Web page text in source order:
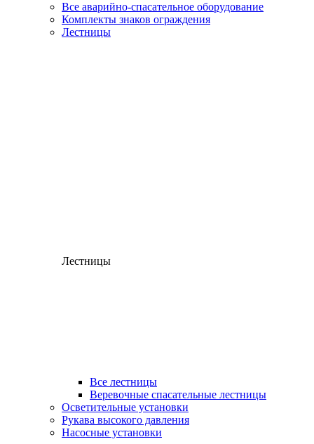
Все аварийно-спасательное оборудование
Комплекты знаков ограждения
Лестницы
Лестницы
Все лестницы
Веревочные спасательные лестницы
Осветительные установки
Рукава высокого давления
Насосные установки